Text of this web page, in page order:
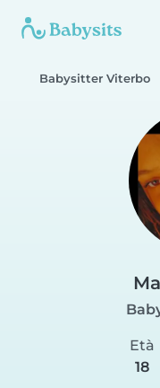
Babysitter Viterbo
Età
18